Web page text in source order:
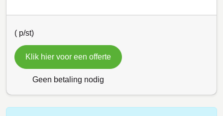
( p/st)
Klik hier voor een offerte
Geen betaling nodig